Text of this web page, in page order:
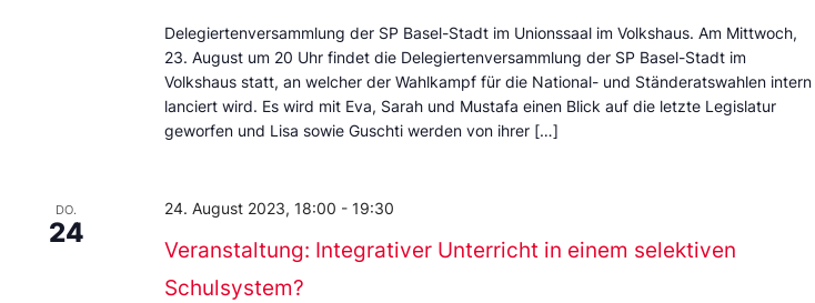
Delegiertenversammlung der SP Basel-Stadt im Unionssaal im Volkshaus. Am Mittwoch,
23. August um 20 Uhr findet die Delegiertenversammlung der SP Basel-Stadt im
Volkshaus statt, an welcher der Wahlkampf für die National- und Ständeratswahlen intern
lanciert wird. Es wird mit Eva, Sarah und Mustafa einen Blick auf die letzte Legislatur
geworfen und Lisa sowie Guschti werden von ihrer […]
DO.
24
Veranstaltung: Integrativer Unterricht in einem selektiven
Schulsystem?
24. August 2023, 18:00 - 19:30